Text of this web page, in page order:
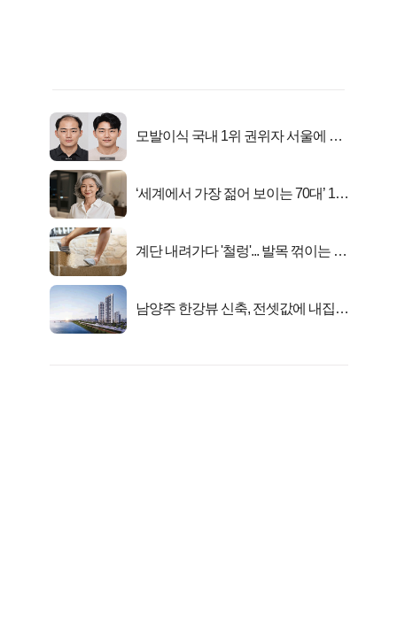
모발이식 국내 1위 권위자 서울에 있
‘세계에서 가장 젊어 보이는 70대’ 1위
계단 내려가다 '철렁'... 발목 꺾이는 이
남양주 한강뷰 신축, 전셋값에 내집마